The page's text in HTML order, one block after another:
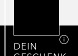
DEIN